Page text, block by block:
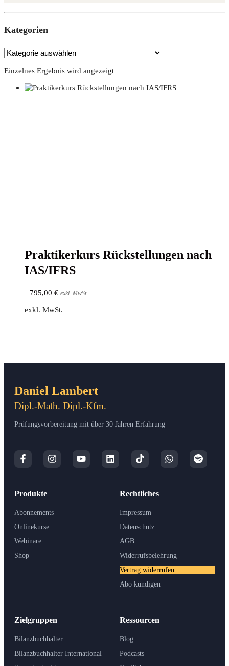
Kate­go­rien
Einzelnes Ergebnis wird angezeigt
Prak­ti­ker­kurs Rück­stel­lun­gen nach
IAS/IFRS
795,00 € exkl. MwSt.
exkl. MwSt.
Daniel Lambert
Dipl.-Math. Dipl.-Kfm.
Prüfungsvorbereitung mit über 30 Jahren Erfahrung
Produkte
Abonnements
Onlinekurse
Webinare
Shop
Zielgruppen
Bilanzbuchhalter
Bilanzbuchhalter International
Ressourcen
Blog
Podcasts
Rechtliches
Impressum
Datenschutz
AGB
Widerrufsbelehrung
Vertrag widerrufen
Abo kündigen